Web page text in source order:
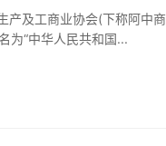
产及工商业协会(下称阿中商
为“中华人民共和国...